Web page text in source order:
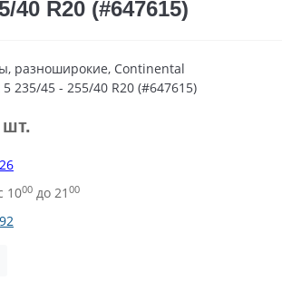
40 R20 (#647615)
1000 до 21 00